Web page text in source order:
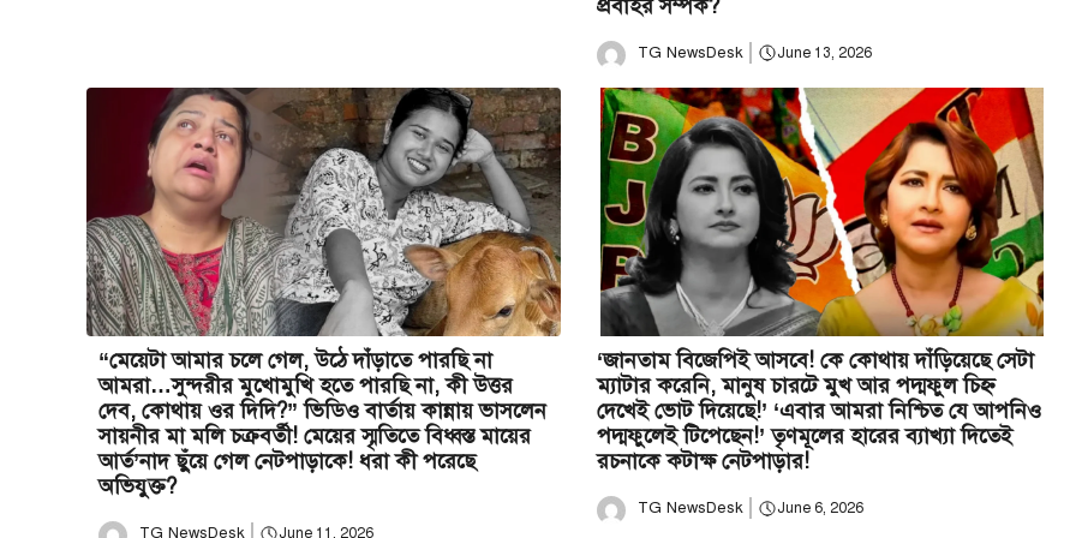
প্রবাহর সম্পর্ক?
TG NewsDesk June 13, 2026
“মেয়েটা আমার চলে গেল, উঠে দাঁড়াতে পারছি না
আমরা…সুন্দরীর মুখোমুখি হতে পারছি না, কী উত্তর
দেব, কোথায় ওর দিদি?” ভিডিও বার্তায় কান্নায় ভাসলেন
সায়নীর মা মলি চক্রবর্তী! মেয়ের স্মৃতিতে বিধ্বস্ত মায়ের
আর্ত’নাদ ছুঁয়ে গেল নেটপাড়াকে! ধরা কী পরেছে
অভিযুক্ত?
TG NewsDesk June 11, 2026
‘জানতাম বিজেপিই আসবে! কে কোথায় দাঁড়িয়েছে সেটা
ম্যাটার করেনি, মানুষ চারটে মুখ আর পদ্মফুল চিহ্ন
দেখেই ভোট দিয়েছে!’ ‘এবার আমরা নিশ্চিত যে আপনিও
পদ্মফুলেই টিপেছেন!’ তৃণমূলের হারের ব্যাখ্যা দিতেই
রচনাকে কটাক্ষ নেটপাড়ার!
TG NewsDesk June 6, 2026